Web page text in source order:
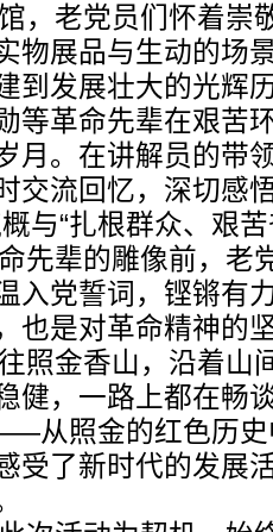
，老党员们怀着崇
物展品与生动的场
到发展壮大的光辉
等革命先辈在艰苦
月。在讲解员的带
交流回忆，深切感
与“扎根群众、艰
先辈的雕像前，老
入党誓词，铿锵有
也是对革命精神的
照金香山，沿着山
健，一路上都在畅
从照金的红色历
受了新时代的发展